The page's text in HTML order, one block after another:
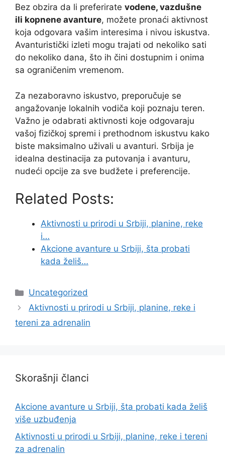
Bez obzira da li preferirate vodene, vazdušne
ili kopnene avanture, možete pronaći aktivnost
koja odgovara vašim interesima i nivou iskustva.
Avanturistički izleti mogu trajati od nekoliko sati
do nekoliko dana, što ih čini dostupnim i onima
sa ograničenim vremenom.
Za nezaboravno iskustvo, preporučuje se
angažovanje lokalnih vodiča koji poznaju teren.
Važno je odabrati aktivnosti koje odgovaraju
vašoj fizičkoj spremi i prethodnom iskustvu kako
biste maksimalno uživali u avanturi. Srbija je
idealna destinacija za putovanja i avanturu,
nudeći opcije za sve budžete i preferencije.
Related Posts:
Aktivnosti u prirodi u Srbiji, planine, reke
i…
Akcione avanture u Srbiji, šta probati
kada želiš…
Categories
Uncategorized
Aktivnosti u prirodi u Srbiji, planine, reke i
tereni za adrenalin
Skorašnji članci
Akcione avanture u Srbiji, šta probati kada želiš
više uzbuđenja
Aktivnosti u prirodi u Srbiji, planine, reke i tereni
za adrenalin